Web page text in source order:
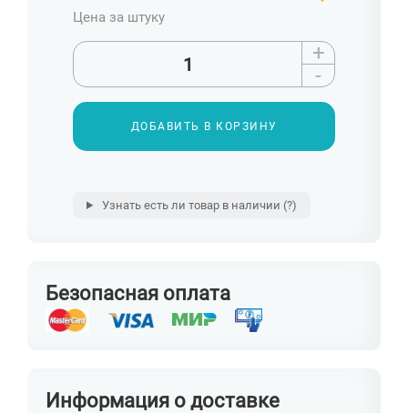
Цена за штуку
+
-
ДОБАВИТЬ В КОРЗИНУ
Узнать есть ли товар в наличии (?)
Безопасная оплата
Информация о доставке